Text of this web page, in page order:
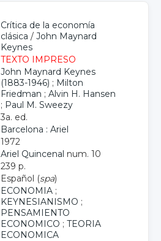
Crítica de la economía
clásica / John Maynard
Keynes
TEXTO IMPRESO
John Maynard Keynes
(1883-1946) ; Milton
Friedman ; Alvin H. Hansen
; Paul M. Sweezy
3a. ed.
Barcelona : Ariel
1972
Ariel Quincenal num. 10
239 p.
Español (spa)
ECONOMIA ;
KEYNESIANISMO ;
PENSAMIENTO
ECONOMICO ; TEORIA
ECONOMICA